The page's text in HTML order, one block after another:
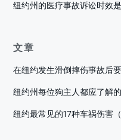
纽约州的医疗事故诉讼时效
文章
在纽约发生滑倒摔伤事故后
纽约州每位狗主人都应了解
纽约最常见的17种车祸伤害（